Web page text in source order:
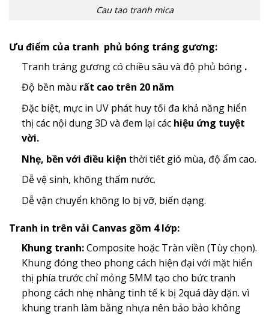
Cau tao tranh mica
Ưu điểm của tranh phủ bóng tráng gương:
Tranh tráng gương có chiều sâu và độ phủ bóng .
Độ bền màu rất cao trên 20 năm
Đặc biệt, mực in UV phát huy tối đa khả năng hiển
thị các nội dung 3D và đem lại các hiệu ứng tuyệt
vời.
Nhẹ, bền với điều kiện thời tiết gió mùa, độ ẩm cao.
Dễ vệ sinh, không thấm nước.
Dễ vận chuyển không lo bị vỡ, biến dạng.
Tranh in trên vải Canvas gồm 4 lớp:
Khung tranh:Composite hoặc Tràn viền (Tùy chọn).
Khung đóng theo phong cách hiện đại với mặt hiển
thị phía trước chỉ mỏng 5MM tạo cho bức tranh
phong cách nhẹ nhàng tinh tế k bị 2quá dày dặn. vì
khung tranh làm bằng nhựa nên bảo bảo không